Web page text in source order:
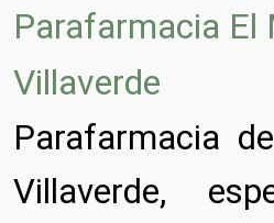
Parafarmacia El
Villaverde
Parafarmacia
Villaverde,